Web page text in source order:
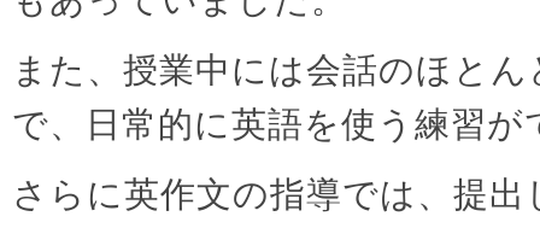
また、授業中には会話のほと
で、日常的に英語を使う練習が
さらに英作文の指導では、提